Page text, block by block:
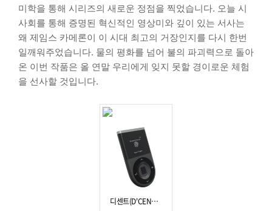
미학을 통해 시리즈의 새로운 정점을 찍었습니다. 오늘 시
사회를 통해 증명된 혁신적인 영상미와 깊이 있는 서사는
왜 제임스 카메론이 이 시대 최고의 거장인지를 다시 한번
일깨워주었습니다. 물의 평화를 넘어 불의 파괴력으로 돌아
온 이번 작품은 올 연말 우리에게 잊지 못할 경이로운 체험
을 선사할 것입니다.